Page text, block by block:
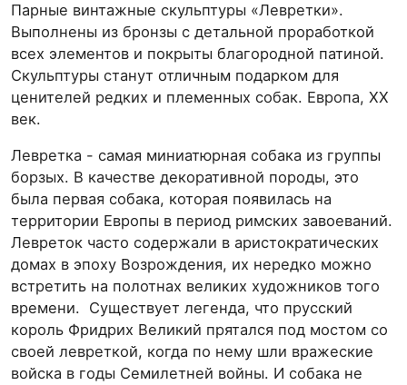
Парные винтажные скульптуры «Левретки».
Выполнены из бронзы с детальной проработкой
всех элементов и покрыты благородной патиной.
Скульптуры станут отличным подарком для
ценителей редких и племенных собак. Европа, ХХ
век.
Левретка - самая миниатюрная собака из группы
борзых. В качестве декоративной породы, это
была первая собака, которая появилась на
территории Европы в период римских завоеваний.
Левреток часто содержали в аристократических
домах в эпоху Возрождения, их нередко можно
встретить на полотнах великих художников того
времени. Существует легенда, что прусский
король Фридрих Великий прятался под мостом со
своей левреткой, когда по нему шли вражеские
войска в годы Семилетней войны. И собака не